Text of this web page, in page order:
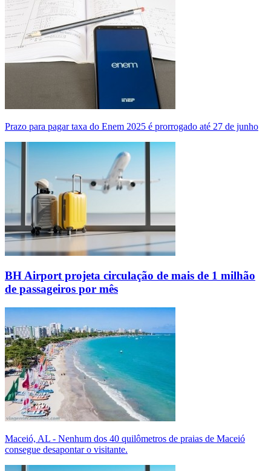
Prazo para pagar taxa do Enem 2025 é prorrogado até 27 de junho
BH Airport projeta circulação de mais de 1 milhão
de passageiros por mês
Maceió, AL - Nenhum dos 40 quilômetros de praias de Maceió
consegue desapontar o visitante.